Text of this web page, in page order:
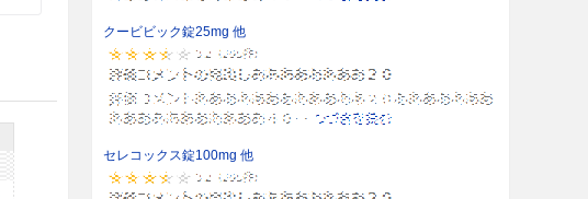
クービビック錠25mg 他
セレコックス錠100mg 他